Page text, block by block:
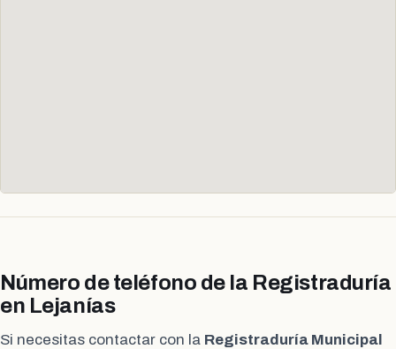
Número de teléfono de la Registraduría
en Lejanías
Si necesitas contactar con la Registraduría Municipal